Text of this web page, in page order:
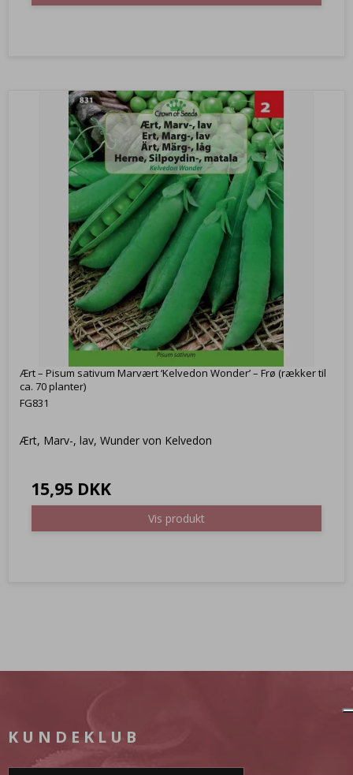
Ært – Pisum sativum Marvært ‘Kelvedon Wonder’ – Frø (rækker til
ca. 70 planter)
FG831
Ært, Marv-, lav, Wunder von Kelvedon
15,95 DKK
Vis produkt
KUNDEKLUB